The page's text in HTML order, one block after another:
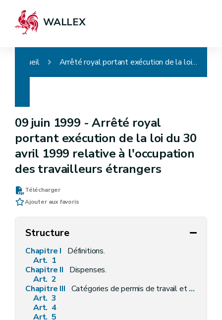
WALLEX
Accueil Arrêté royal portant exécution de la loi du 30 avril 1999 relative à l'occupation des travailleurs étrangers
09 juin 1999 -Arrêté royal
portant exécution de la loi du 30
avril 1999 relative à l'occupation
des travailleurs étrangers
Télécharger
Ajouter aux favoris
Structure
Chapitre I
Définitions.
Art. 1
Chapitre II
Dispenses.
Art. 2
Chapitre III Catégories de permis de travail et dispositions générales.
Art. 3
Art. 4
Art. 5